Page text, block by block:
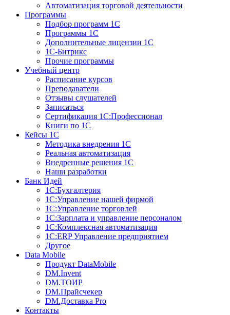
Автоматизация торговой деятельности
Программы
Подбор программ 1С
Программы 1С
Дополнительные лицензии 1С
1С-Битрикс
Прочие программы
Учебный центр
Расписание курсов
Преподаватели
Отзывы слушателей
Записаться
Сертификация 1С:Профессионал
Книги по 1С
Кейсы 1С
Методика внедрения 1С
Реальная автоматизация
Внедренные решения 1С
Наши разработки
Банк Идей
1С:Бухгалтерия
1С:Управление нашей фирмой
1С:Управление торговлей
1С:Зарплата и управление персоналом
1С:Комплексная автоматизация
1С:ERP Управление предприятием
Другое
Data Mobile
Продукт DataMobile
DM.Invent
DM.ТОИР
DM.Прайсчекер
DM.Доставка Pro
Контакты